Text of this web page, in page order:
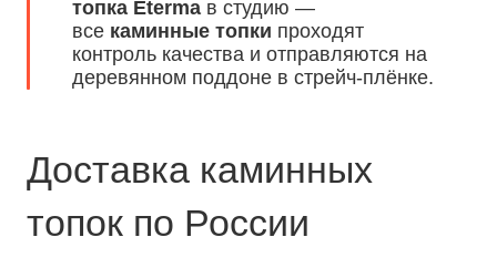
топка Eterma в студию —
все каминные топки проходят
контроль качества и отправляются на
деревянном поддоне в стрейч-плёнке.
Доставка каминных
топок по России